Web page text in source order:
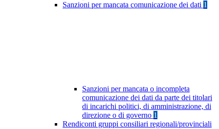
Sanzioni per mancata comunicazione dei dati 1
Sanzioni per mancata o incompleta
comunicazione dei dati da parte dei titolari
di incarichi politici, di amministrazione, di
direzione o di governo 1
Rendiconti gruppi consiliari regionali/provinciali